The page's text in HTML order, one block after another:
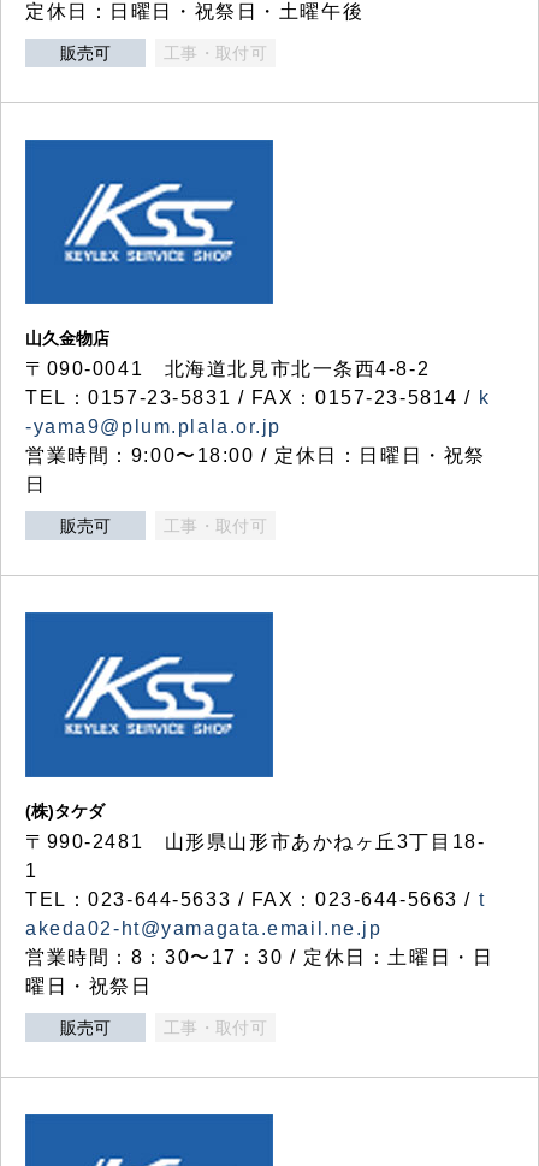
定休日：日曜日・祝祭日・土曜午後
販売可 工事・取付可
山久金物店
〒090-0041 北海道北見市北一条西4-8-2
TEL：0157-23-5831 / FAX：0157-23-5814 / k
-yama9@plum.plala.or.jp
営業時間：9:00〜18:00 / 定休日：日曜日・祝祭
日
販売可 工事・取付可
(株)タケダ
〒990-2481 山形県山形市あかねヶ丘3丁目18-
1
TEL：023-644-5633 / FAX：023-644-5663 / t
akeda02-ht@yamagata.email.ne.jp
営業時間：8：30〜17：30 / 定休日：土曜日・日
曜日・祝祭日
販売可 工事・取付可